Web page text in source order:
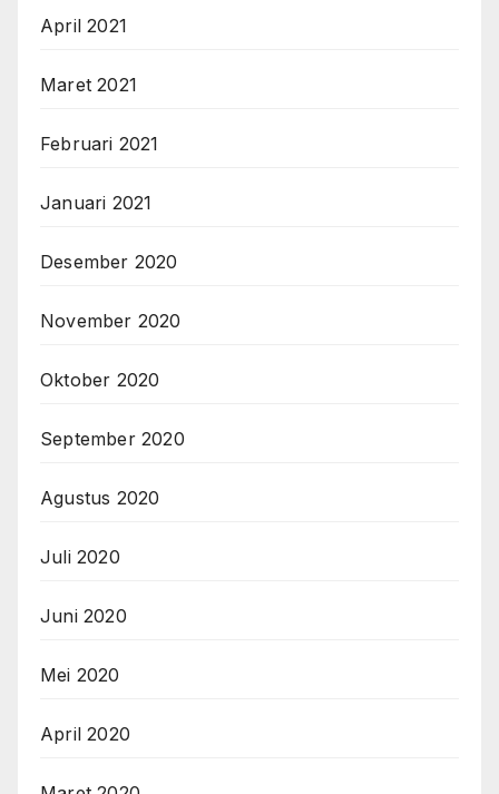
April 2021
Maret 2021
Februari 2021
Januari 2021
Desember 2020
November 2020
Oktober 2020
September 2020
Agustus 2020
Juli 2020
Juni 2020
Mei 2020
April 2020